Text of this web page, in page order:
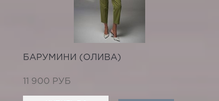
БАРУМИНИ (ОЛИВА)
11 900 РУБ